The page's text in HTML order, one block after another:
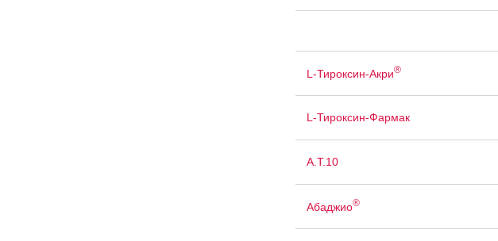
L-Тироксин-Акри®
L-Тироксин-Фармак
А.Т.10
Абаджио®